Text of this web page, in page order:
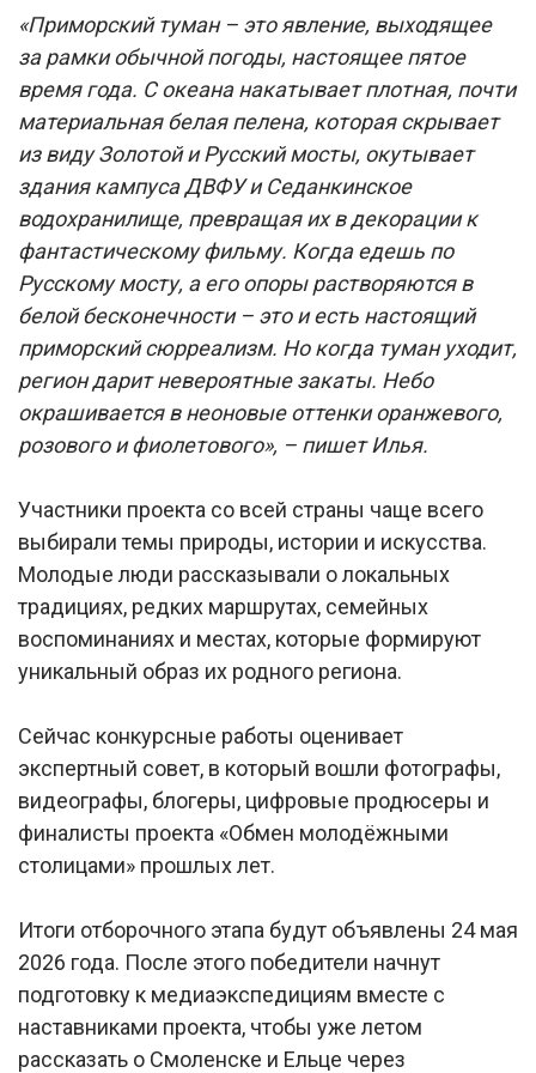
«Приморский туман – это явление, выходящее
за рамки обычной погоды, настоящее пятое
время года. С океана накатывает плотная, почти
материальная белая пелена, которая скрывает
из виду Золотой и Русский мосты, окутывает
здания кампуса ДВФУ и Седанкинское
водохранилище, превращая их в декорации к
фантастическому фильму. Когда едешь по
Русскому мосту, а его опоры растворяются в
белой бесконечности – это и есть настоящий
приморский сюрреализм. Но когда туман уходит,
регион дарит невероятные закаты. Небо
окрашивается в неоновые оттенки оранжевого,
розового и фиолетового», – пишет Илья.
Участники проекта со всей страны чаще всего
выбирали темы природы, истории и искусства.
Молодые люди рассказывали о локальных
традициях, редких маршрутах, семейных
воспоминаниях и местах, которые формируют
уникальный образ их родного региона.
Сейчас конкурсные работы оценивает
экспертный совет, в который вошли фотографы,
видеографы, блогеры, цифровые продюсеры и
финалисты проекта «Обмен молодёжными
столицами» прошлых лет.
Итоги отборочного этапа будут объявлены 24 мая
2026 года. После этого победители начнут
подготовку к медиаэкспедициям вместе с
наставниками проекта, чтобы уже летом
рассказать о Смоленске и Ельце через